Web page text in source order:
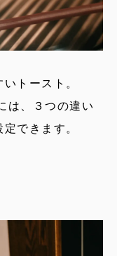
トースト。
は、３つの違い
できます。